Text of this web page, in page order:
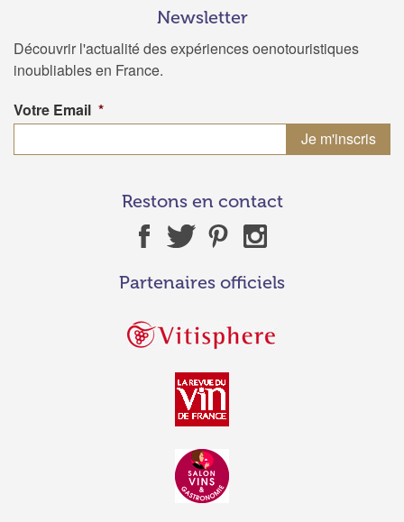
Newsletter
Découvrir l'actualité des expériences oenotouristiques
inoubliables en France.
Votre Email *
Restons en contact
Partenaires officiels